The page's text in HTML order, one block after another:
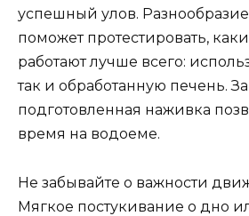
успешный улов.
поможет протестировать,
работают лучше всего:
так и обработанную печень.
подготовленная наживка
время на водоеме.
Не забывайте о важности
Мягкое постукивание о дно